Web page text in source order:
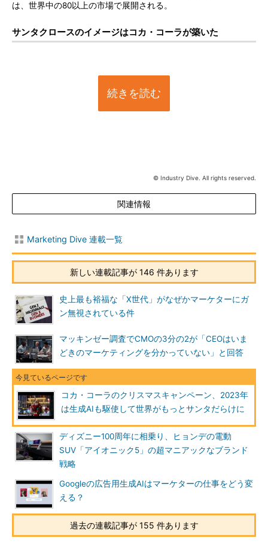
は、世界中の80以上の市場で展開される。
サンタクロースのイメージはコカ・コーラが築いた
続きを読む
© Industry Dive. All rights reserved.
関連情報
Marketing Dive 連載一覧
新しい連載記事が 146 件あります
史上最も裕福な「X世代」がなぜかマーケターにガ
ン無視されている件
マッキンゼー調査でCMOの3分の2が「CEOはいま
どきのマーケティングを分かっていない」と回答
コカ・コーラのクリスマスキャンペーン、2023年
は生成AIも駆使して世界がもっとサンタだらけに
ディズニー100周年に相乗り、ヒョンデの電動
SUV「アイオニック5」の超マニアックなブランド
戦略
Googleの広告用生成AIはマーケターの仕事をどう変
える？
過去の連載記事が 155 件あります